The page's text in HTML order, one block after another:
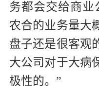
务都会交给商业
农合的业务量大
盘子还是很客观
大公司对于大病
极性的。”